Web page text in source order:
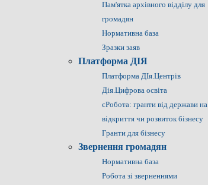
Пам'ятка архівного відділу для
громадян
Нормативна база
Зразки заяв
Платформа ДІЯ
Платформа ДІя.Центрів
Дія.Цифрова освіта
єРобота: гранти від держави на
відкриття чи розвиток бізнесу
Гранти для бізнесу
Звернення громадян
Нормативна база
Робота зі зверненнями